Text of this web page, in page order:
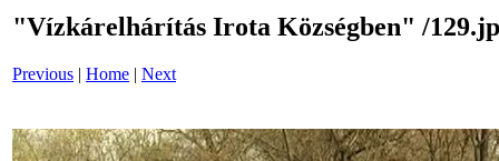
"Vízkárelhárítás Irota Községben" /
Previous | Home | Next